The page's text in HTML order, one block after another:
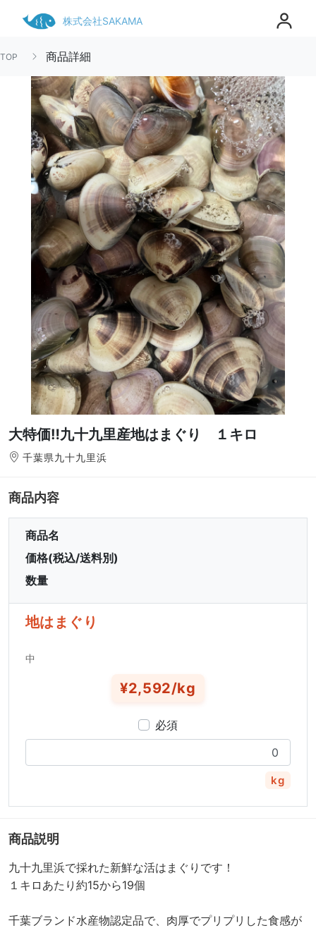
株式会社SAKAMA
TOP 商品詳細
大特価‼️九十九里産地はまぐり １キロ
千葉県九十九里浜
商品内容
商品名
価格(税込/送料別)
数量
地はまぐり
中
¥2,592/kg
必須
kg
商品説明
九十九里浜で採れた新鮮な活はまぐりです！
１キロあたり約15から19個
千葉ブランド水産物認定品で、肉厚でプリプリした食感が